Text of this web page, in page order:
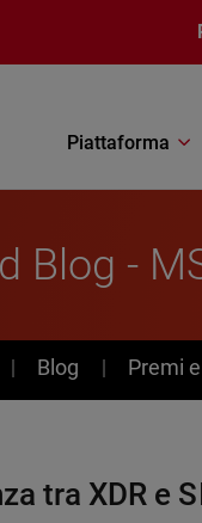
Piattaforma
Blog -
Blog Premi
tra XDR e